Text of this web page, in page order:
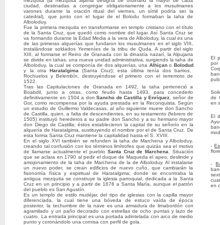
ciudad, destinadas a congregar obligatoriamente a los musulmanes
varones durante la oración ritual del viernes, un símil podría ser la
catedral), que junto con el lugar de el Bolodu formaban la taha de
Alboloduy.
Fue la primera mezquita en transformarse en templo cristiano con el título
de la Santa Cruz, que quedó como nombre del lugar. Así Santa Cruz se
va formando durante la Edad Media a la vera de Alboloduy, la cual es una
de las primeras alquerías que fundaron los musulmanes en el siglo VIII,
instalándose soldados Yemeníes de la tribu de Quda. A partir del siglo
XIII, al formarse el Reino de Granada con la dinastía nazarí, la Alpujarra
se divide en tahas, una nueva unidad administrativa, surgiendo la taha de
Alboloduy, la cual se componía de dos alquerías, una Alhiçano Bolodud
y la otra Haratalgima (Santa Cruz); esta última tenía dos barrios,
Rochuelos y Belembín, destruyéndose el primero con el terremoto de
1522.
Tras las Capitulaciones de Granada en 1492, la taha perteneció a
Boabdil, junto a otras, como feudo hasta 1493, para concederlo
definitivamente en 1504 a donSancho de Castilla y Enríquez , señor de
Gor, como recompensa por la ayuda prestada en la Reconquista. Según
un estudio de Guillermo Valdecasas, al año siguiente muere don Sancho
de Castilla, quien, a falta de descendientes, en su testamento (febrero de
1505) instituyó herederos a su padre don Sancho y a su hermano mayor
don Diego de Castilla; éstos establecieron la capital de su señorío en la
alquería de Haratalgima, sustituyendo el nombre por el de Santa Cruz. De
esta forma Santa Cruz mantiene la capitalidad hasta el S. XVIII.
En el siglo XVI también se refunden la taha de Marchena y Alboloduy,
creando tal confusión con los términos limítrofes que quizás sea el motivo
de llamarse actualmente el pueblo Santa Cruz de Marchena . Situación
que se aclara en 1790 al pedir el duque de Maqueda el apeo, deslinde y
amojonamiento de la taha de Marchena de la de Alboloduy. Al instalarse
un nuevo poder, se crean edificios de nuevo cuño, que cambiarán la
fisonomía física y espiritual de Haratalgima; donde se encontraba la
antigua mezquita se construye la iglesia parroquial, dedicada a la Santa
Cruz en un principio y a partir de 1678 a Santa María, aunque el patrón
del pueblo es San Agustín.
Es un templo de estilo mudéjar, del tipo de iglesias con la capilla mayor
diferenciada, la cual tiene una bóveda de estuco vaída de época
posterior, la techumbre de la nave es una armadura de limabordón con
agramilado y un paño decorado con estrellas de ocho puntas y lazo de
cuatro. La entrada principal es una portada adintelada con arco de medio
punto y coronándolo una cornisa con perfil de gola.
El
por
de
en
El
-
-
en